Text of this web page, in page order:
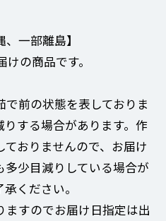
一部離島】
の商品です。
前の状態を表しておりま
する場合があります。作
おりませんので、お届け
少目減りしている場合が
ください。
すのでお届け日指定は出